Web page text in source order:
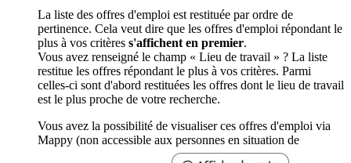
La liste des offres d'emploi est restituée par ordre de
pertinence. Cela veut dire que les offres d'emploi répondant le
plus à vos critères s'affichent en premier.
Vous avez renseigné le champ « Lieu de travail » ? La liste
restitue les offres répondant le plus à vos critères. Parmi
celles-ci sont d'abord restituées les offres dont le lieu de travail
est le plus proche de votre recherche.
Vous avez la possibilité de visualiser ces offres d'emploi via
Mappy (non accessible aux personnes en situation de